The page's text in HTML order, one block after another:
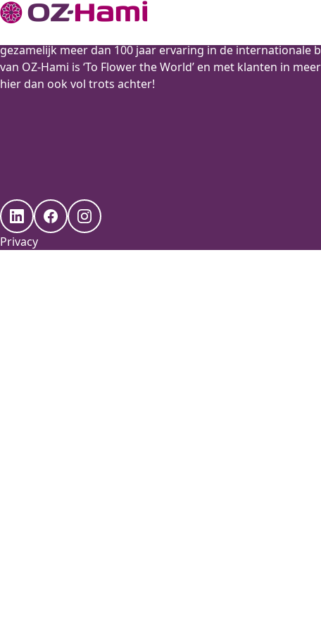
gezamelijk meer dan 100 jaar ervaring in de internationale
van OZ-Hami is ‘To Flower the World’ en met klanten in
hier dan ook vol trots achter!
Privacy